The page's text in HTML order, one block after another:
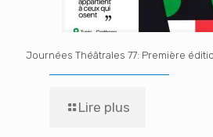
Journées Théâtrales 77: Première
Lire plus